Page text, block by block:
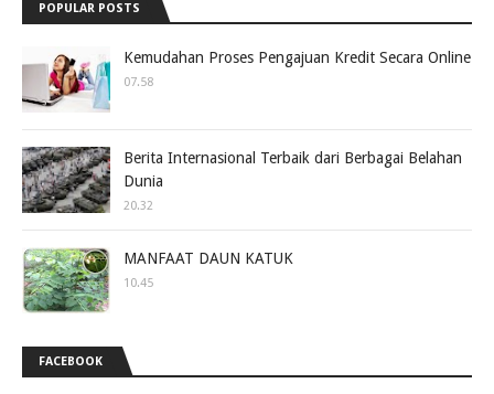
POPULAR POSTS
Kemudahan Proses Pengajuan Kredit Secara Online
07.58
Berita Internasional Terbaik dari Berbagai Belahan
Dunia
20.32
MANFAAT DAUN KATUK
10.45
FACEBOOK